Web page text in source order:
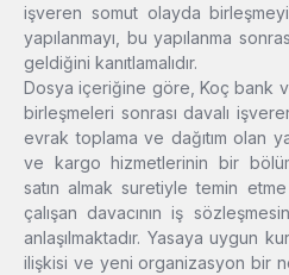
işveren somut olayda
yapılanmayı, bu yapılanma
geldiğini kanıtlamalıdır.
Dosya içeriğine göre, Koç bank
birleşmeleri sonrası davalı
evrak toplama ve dağıtım olan
ve kargo hizmetlerinin bir
satın almak suretiyle temin
çalışan davacının iş
anlaşılmaktadır. Yasaya uygun
ilişkisi ve yeni organizasyon bir